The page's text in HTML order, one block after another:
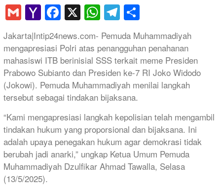
GmailYahoo
Mail
Facebook
X WhatsApp
Telegram
Jakarta|Intip24news.com- Pemuda Muhammadiyah
mengapresiasi Polri atas penangguhan penahanan
mahasiswi ITB berinisial SSS terkait meme Presiden
Prabowo Subianto dan Presiden ke-7 RI Joko Widodo
(Jokowi). Pemuda Muhammadiyah menilai langkah
tersebut sebagai tindakan bijaksana.
“Kami mengapresiasi langkah kepolisian telah mengambil
tindakan hukum yang proporsional dan bijaksana. Ini
adalah upaya penegakan hukum agar demokrasi tidak
berubah jadi anarki,” ungkap Ketua Umum Pemuda
Muhammadiyah Dzulfikar Ahmad Tawalla, Selasa
(13/5/2025).